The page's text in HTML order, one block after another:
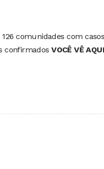
comunidades com
confirmados VOCÊ VÊ AQUI